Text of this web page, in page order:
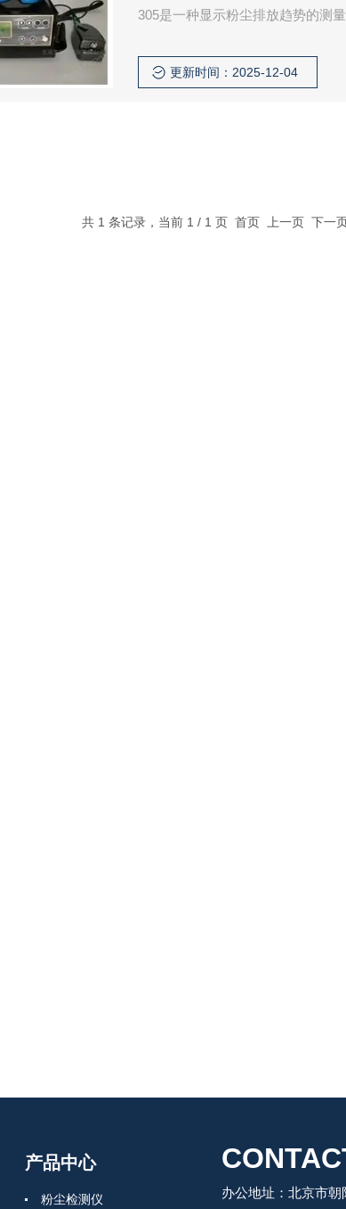
305是一种显示粉尘排放趋势的测
定功能使得仪表的使用更加简易及
更新时间：2025-12-04
共 1 条记录，当前 1 / 1 页 首页 上一页 下一
产品中心
粉尘检测仪 办公地址：北京市